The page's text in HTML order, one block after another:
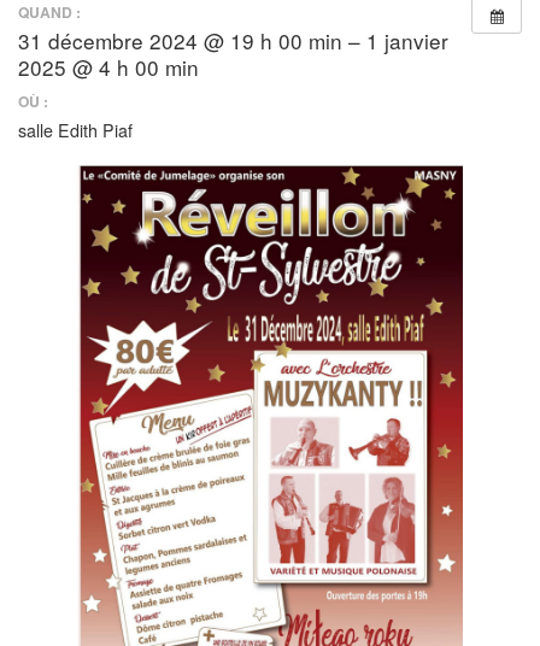
QUAND :
31 décembre 2024 @ 19 h 00 min – 1 janvier
2025 @ 4 h 00 min
OÙ :
salle Edith Piaf